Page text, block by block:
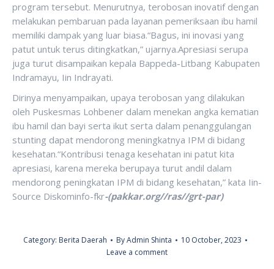
program tersebut. Menurutnya, terobosan inovatif dengan
melakukan pembaruan pada layanan pemeriksaan ibu hamil
memiliki dampak yang luar biasa.“Bagus, ini inovasi yang
patut untuk terus ditingkatkan,” ujarnya.Apresiasi serupa
juga turut disampaikan kepala Bappeda-Litbang Kabupaten
Indramayu, Iin Indrayati.
Dirinya menyampaikan, upaya terobosan yang dilakukan
oleh Puskesmas Lohbener dalam menekan angka kematian
ibu hamil dan bayi serta ikut serta dalam penanggulangan
stunting dapat mendorong meningkatnya IPM di bidang
kesehatan.“Kontribusi tenaga kesehatan ini patut kita
apresiasi, karena mereka berupaya turut andil dalam
mendorong peningkatan IPM di bidang kesehatan,” kata Iin-
Source Diskominfo-fkr-(pakkar.org//ras//grt-par)
Category: Berita Daerah ByAdmin Shinta
10 October, 2023
Leave a comment